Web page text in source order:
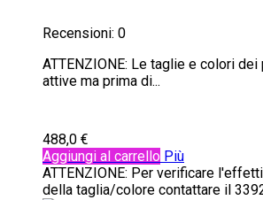
Recensioni: 0
ATTENZIONE: Le taglie e colori
attive ma prima di...
488,0 €
Aggiungi al carrello Più
ATTENZIONE: Per verificare
della taglia/colore contattare il